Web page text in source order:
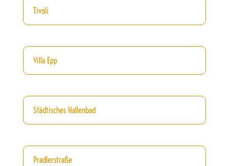
Tivoli
Villa Epp
Städtisches Hallenbad
Pradlerstraße